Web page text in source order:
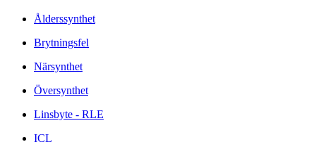
Ålderssynthet
Brytningsfel
Närsynthet
Översynthet
Linsbyte - RLE
ICL